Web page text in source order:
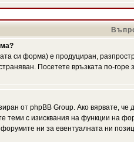
си форма) е продуциран,
Посетете връзката по-горе
от phpBB Group. Ако вярвате,
теми с изисквания на функции на
ни за евентуалната ни